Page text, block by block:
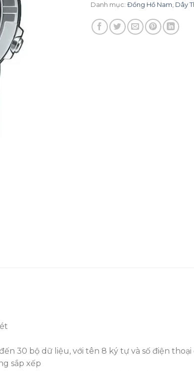
Danh mục: Đồng Hồ Nam Dây
30 bộ dữ liệu, với tên 8 ký tự và số điện thoại
sắp xếp